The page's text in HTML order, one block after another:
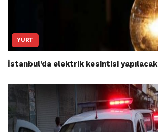
YURT
İstanbul’da elektrik kesintisi yapılacak